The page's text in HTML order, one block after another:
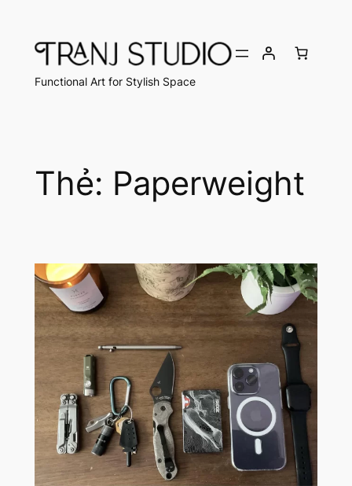
phần
Functional Art for Stylish Space
Thẻ: Paperweight